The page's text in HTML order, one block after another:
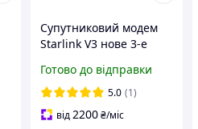
Супутниковий модем
Starlink V3 нове 3-е
Satellite Dish Kit Gen3
REV4 без акаунту
Готово до відправки
5.0 (1)
від2200 ₴/міс